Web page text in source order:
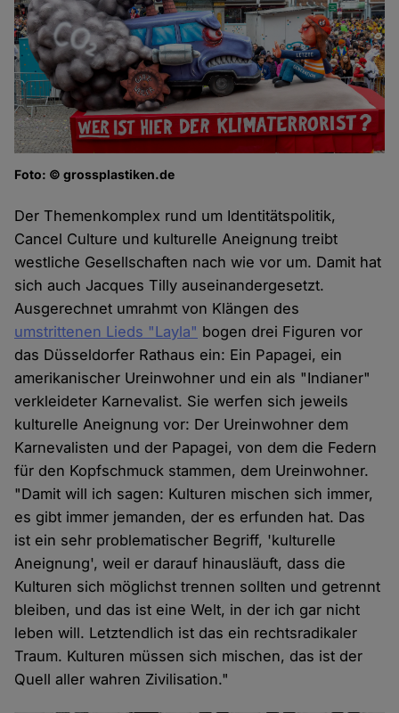
Foto: © grossplastiken.de
Der Themenkomplex rund um Identitätspolitik,
Cancel Culture und kulturelle Aneignung treibt
westliche Gesellschaften nach wie vor um. Damit hat
sich auch Jacques Tilly auseinandergesetzt.
Ausgerechnet umrahmt von Klängen des
umstrittenen Lieds "Layla" bogen drei Figuren vor
das Düsseldorfer Rathaus ein: Ein Papagei, ein
amerikanischer Ureinwohner und ein als "Indianer"
verkleideter Karnevalist. Sie werfen sich jeweils
kulturelle Aneignung vor: Der Ureinwohner dem
Karnevalisten und der Papagei, von dem die Federn
für den Kopfschmuck stammen, dem Ureinwohner.
"Damit will ich sagen: Kulturen mischen sich immer,
es gibt immer jemanden, der es erfunden hat. Das
ist ein sehr problematischer Begriff, 'kulturelle
Aneignung', weil er darauf hinausläuft, dass die
Kulturen sich möglichst trennen sollten und getrennt
bleiben, und das ist eine Welt, in der ich gar nicht
leben will. Letztendlich ist das ein rechtsradikaler
Traum. Kulturen müssen sich mischen, das ist der
Quell aller wahren Zivilisation."